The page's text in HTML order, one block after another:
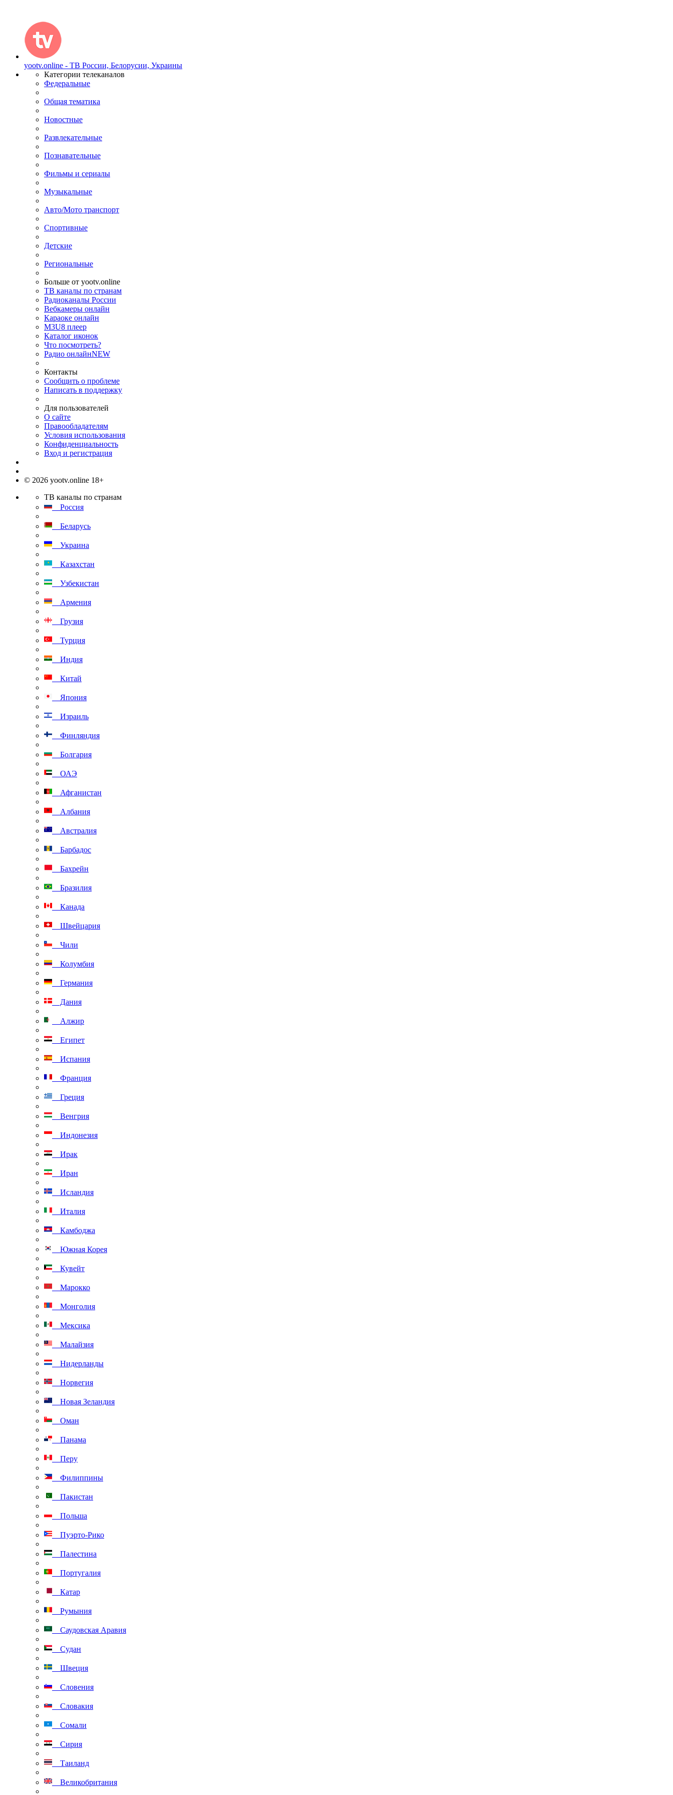
yootv.online - ТВ России, Белорусии, Украины
Категории телеканалов
Федеральные
Общая тематика
Новостные
Развлекательные
Познавательные
Фильмы и сериалы
Музыкальные
Авто/Мото транспорт
Спортивные
Детские
Региональные
Больше от yootv.online
ТВ каналы по странам
Радиоканалы России
Вебкамеры онлайн
Караоке онлайн
M3U8 плеер
Каталог иконок
Что посмотреть?
Радио онлайнNEW
Контакты
Сообщить о проблеме
Написать в поддержку
Для пользователей
О сайте
Правообладателям
Условия использования
Конфиденциальность
Вход и регистрация
© 2026 yootv.online 18+
ТВ каналы по странам
Россия
Беларусь
Украина
Казахстан
Узбекистан
Армения
Грузия
Турция
Индия
Китай
Япония
Израиль
Финляндия
Болгария
ОАЭ
Афганистан
Албания
Австралия
Барбадос
Бахрейн
Бразилия
Канада
Швейцария
Чили
Колумбия
Германия
Дания
Алжир
Египет
Испания
Франция
Греция
Венгрия
Индонезия
Ирак
Иран
Исландия
Италия
Камбоджа
Южная Корея
Кувейт
Марокко
Монголия
Мексика
Малайзия
Нидерланды
Норвегия
Новая Зеландия
Оман
Панама
Перу
Филиппины
Пакистан
Польша
Пуэрто-Рико
Палестина
Португалия
Катар
Румыния
Саудовская Аравия
Судан
Швеция
Словения
Словакия
Сомали
Сирия
Таиланд
Великобритания